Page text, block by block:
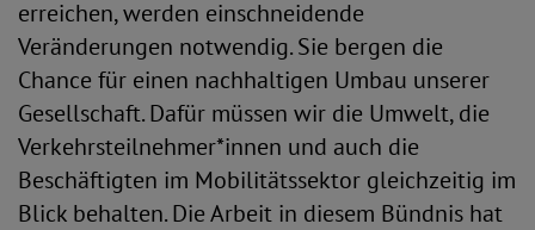
erreichen, werden einschneidende
Veränderungen notwendig. Sie bergen die
Chance für einen nachhaltigen Umbau unserer
Gesellschaft. Dafür müssen wir die Umwelt, die
Verkehrsteilnehmer*innen und auch die
Beschäftigten im Mobilitätssektor gleichzeitig im
Blick behalten. Die Arbeit in diesem Bündnis hat